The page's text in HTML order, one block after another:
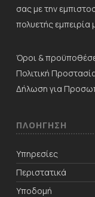
σας με την
πολυετής εμπειρία
Όροι &
Πολιτική
Δήλωση για
ΠΛΟΗΓΗΣΗ
Υπηρεσίες
Περιστατικά
Υποδομή